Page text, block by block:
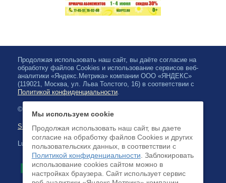
Продолжая использовать наш сайт, вы даёте согласие на
обработку файлов Cookies и использование сервисов веб-
аналитики «Яндекс.Метрика» компании ООО «ЯНДЕКС»
(119021, Москва, ул. Льва Толстого, 16) в соответствии с
Политикой конфиденциальности.
© 2026, Karjalan valtionfilharmonia
Sivuston kartta
Luottokortilla maksaminen on saatavilla
Мы используем cookie
Продолжая использовать наш сайт, вы даете
согласие на обработку файлов Cookies и других
пользовательских данных, в соответствии с
Политикой конфиденциальности . Заблокировать
использование cookies сайтом можно в
настройках браузера. Cайт использует сервис